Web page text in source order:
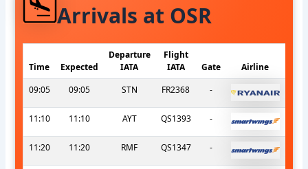
Arrivals at OSR
Time Expected
Departure
IATA
Flight
IATA
Gate
Airline
09:05
09:05 STN FR2368 -
11:10 11:10 AYT QS1393 -
11:20 11:20 RMF QS1347 -